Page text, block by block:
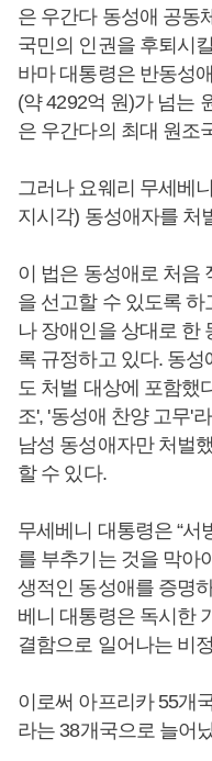
은 우간다 동성애 공동
국민의 인권을 후퇴시
바마 대통령은 반동성
(약 4292억 원)가 넘는
은 우간다의 최대 원조
그러나 요웨리 무세베
지시각) 동성애자를 처
이 법은 동성애로 처음
을 선고할 수 있도록 하
나 장애인을 상대로 한
록 규정하고 있다. 동
도 처벌 대상에 포함했
조', '동성애 찬양 고무'
남성 동성애자만 처벌
할 수 있다.
무세베니 대통령은 “서
를 부추기는 것을 막아
생적인 동성애를 증명
베니 대통령은 독시한
결함으로 일어나는 비
이로써 아프리카 55개
라는 38개국으로 늘어